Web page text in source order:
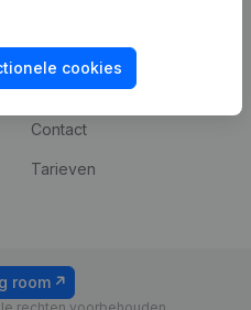
cookies
Integraties op maat
Betalingservaring
Contact
Tarieven
room